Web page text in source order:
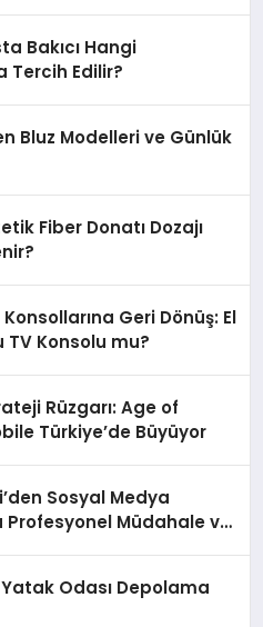
Bakıcı Hangi
Tercih Edilir?
Bluz Modelleri ve Günlük
Fiber Donatı Dozajı
Geri Dönüş: El
TV Konsolu mu?
Rüzgarı: Age of
Türkiye’de Büyüyor
Sosyal Medya
Profesyonel Müdahale ve
Odası Depolama